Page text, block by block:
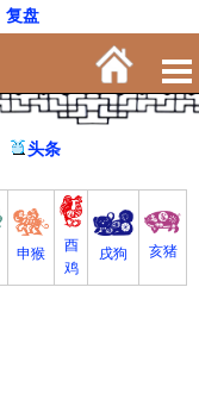
复盘
头条
申猴
酉
鸡
戌狗 亥猪